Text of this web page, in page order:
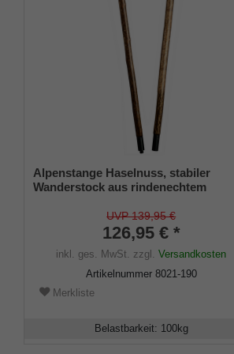
Alpenstange Haselnuss, stabiler
Wanderstock aus rindenechtem
Gewinde-Hülse, inkl. Bergstockspitze
UVP 139,95 €
126,95 € *
inkl. ges. MwSt. zzgl.Versandkosten
Artikelnummer 8021-190
Merkliste
Belastbarkeit: 100kg